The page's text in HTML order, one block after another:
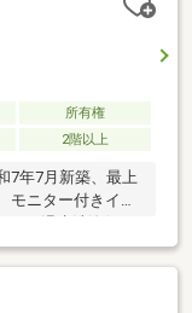
所有権
2階以上
7年7月新築、最上
ニター付きイン
等。